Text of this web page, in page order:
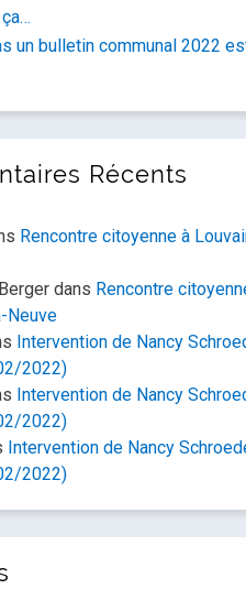
un bulletin communal 2022
Récents
Rencontre citoyenne à
dans Rencontre
Neuve
Intervention de Nancy
2022)
Intervention de Nancy
2022)
Intervention de Nancy
2022)